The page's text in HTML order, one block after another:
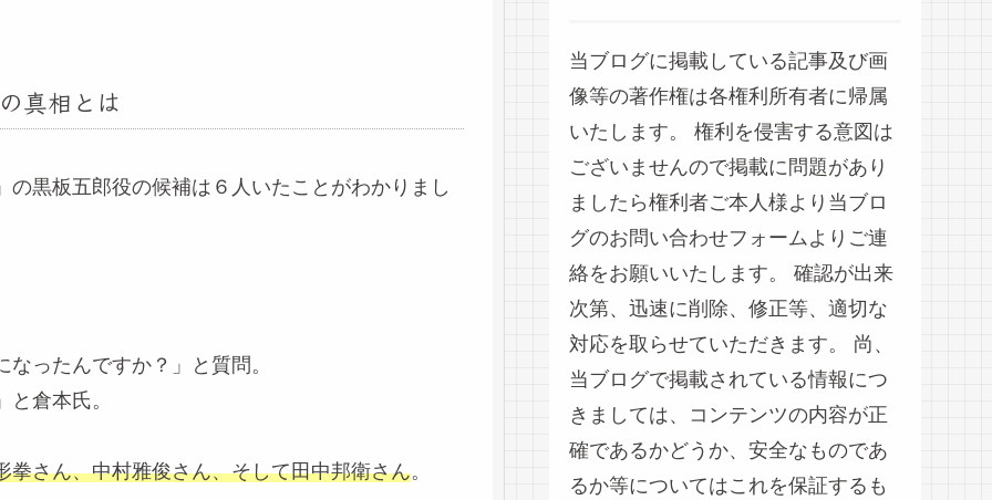
真相とは
の黒板五郎役の候補は６人いたことがわかりまし
ったんですか？」と質問。
倉本氏。
さん、中村雅俊さん、そして田中邦衛さん。
当ブログに掲載している記事及び画
像等の著作権は各権利所有者に帰属
いたします。 権利を侵害する意図は
ございませんので掲載に問題があり
ましたら権利者ご本人様より当ブロ
グのお問い合わせフォームよりご連
絡をお願いいたします。 確認が出来
次第、迅速に削除、修正等、適切な
対応を取らせていただきます。 尚、
当ブログで掲載されている情報につ
きましては、コンテンツの内容が正
確であるかどうか、安全なものであ
るか等についてはこれを保証するも